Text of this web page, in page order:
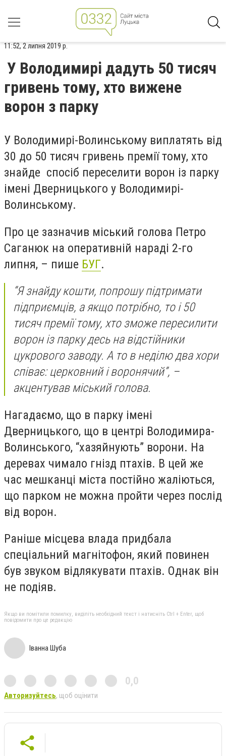
11:52, 2 липня 2019 р.
У Володимирі дадуть 50 тисяч
гривень тому, хто вижене
ворон з парку
У Володимирі-Волинському виплатять від
30 до 50 тисяч гривень премії тому, хто
знайде спосіб переселити ворон із парку
імені Дверницького у Володимирі-
Волинському.
Про це зазначив міський голова Петро
Саганюк на оперативній нараді 2-го
липня, – пише БУГ.
“Я знайду кошти, попрошу підтримати
підприємців, а якщо потрібно, то і 50
тисяч премії тому, хто зможе пересилити
ворон із парку десь на відстійники
цукрового заводу. А то в неділю два хори
співає: церковний і воронячий”, –
акцентував міський голова.
Нагадаємо, що в парку імені
Дверницького, що в центрі Володимира-
Волинського, “хазяйнують” ворони. На
деревах чимало гнізд птахів. В цей же
час мешканці міста постійно жаліються,
що парком не можна пройти через послід
від ворон.
Раніше місцева влада придбала
спеціальний магнітофон, який повинен
був звуком відлякувати птахів. Однак він
не подіяв.
Якщо ви помітили помилку, виділіть необхідний текст і натисніть Ctrl + Enter, щоб
повідомити про це редакцію
Іванна Шуба
0,0
Авторизуйтесь, щоб оцінити